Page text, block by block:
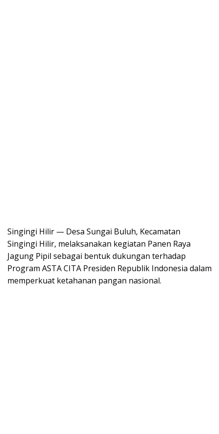
Singingi Hilir — Desa Sungai Buluh, Kecamatan
Singingi Hilir, melaksanakan kegiatan Panen Raya
Jagung Pipil sebagai bentuk dukungan terhadap
Program ASTA CITA Presiden Republik Indonesia dalam
memperkuat ketahanan pangan nasional.